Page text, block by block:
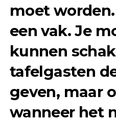
moet
een vak. Je
kunnen
tafelgasten
geven, maar
wanneer het